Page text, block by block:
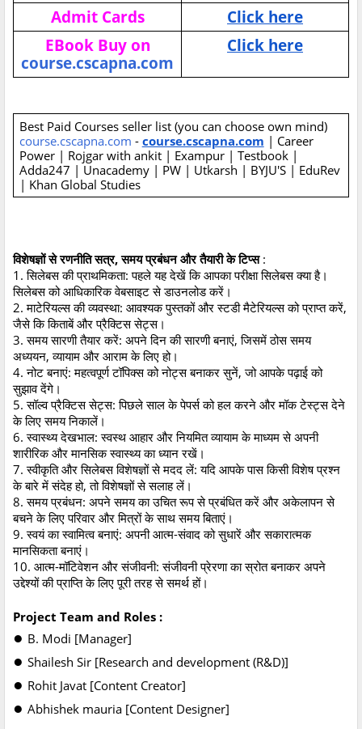
Admit Cards
Click here
EBook Buy on
course.cscapna.com
Click here
Best Paid Courses seller list (you can choose own mind)
course.cscapna.com - course.cscapna.com | Career
Power | Rojgar with ankit | Exampur | Testbook |
Adda247 | Unacademy | PW | Utkarsh | BYJU'S | EduRev
| Khan Global Studies
विशेषज्ञों से रणनीति सत्र, समय प्रबंधन और तैयारी के टिप्स:
1. सिलेबस की प्राथमिकता: पहले यह देखें कि आपका परीक्षा सिलेबस क्या है।
सिलेबस को आधिकारिक वेबसाइट से डाउनलोड करें।
2. माटेरियल्स की व्यवस्था: आवश्यक पुस्तकों और स्टडी मैटेरियल्स को प्राप्त करें,
जैसे कि किताबें और प्रैक्टिस सेट्स।
3. समय सारणी तैयार करें: अपने दिन की सारणी बनाएं, जिसमें ठोस समय
अध्ययन, व्यायाम और आराम के लिए हो।
4. नोट बनाएं: महत्वपूर्ण टॉपिक्स को नोट्स बनाकर सुनें, जो आपके पढ़ाई को
सुझाव देंगे।
5. सॉल्व प्रैक्टिस सेट्स: पिछले साल के पेपर्स को हल करने और मॉक टेस्ट्स देने
के लिए समय निकालें।
6. स्वास्थ्य देखभाल: स्वस्थ आहार और नियमित व्यायाम के माध्यम से अपनी
शारीरिक और मानसिक स्वास्थ्य का ध्यान रखें।
7. स्वीकृति और सिलेबस विशेषज्ञों से मदद लें: यदि आपके पास किसी विशेष प्रश्न
के बारे में संदेह हो, तो विशेषज्ञों से सलाह लें।
8. समय प्रबंधन: अपने समय का उचित रूप से प्रबंधित करें और अकेलापन से
बचने के लिए परिवार और मित्रों के साथ समय बिताएं।
9. स्वयं का स्वामित्व बनाएं: अपनी आत्म-संवाद को सुधारें और सकारात्मक
मानसिकता बनाएं।
10. आत्म-मॉटिवेशन और संजीवनी: संजीवनी प्रेरणा का स्रोत बनाकर अपने
उद्देश्यों की प्राप्ति के लिए पूरी तरह से समर्थ हों।
Project Team and Roles :
● B. Modi [Manager]
● Shailesh Sir [Research and development (R&D)]
● Rohit Javat [Content Creator]
● Abhishek mauria [Content Designer]